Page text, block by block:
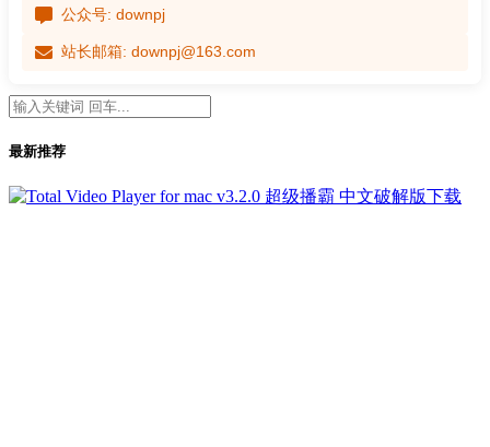
公众号: downpj
站长邮箱: downpj@163.com
最新推荐